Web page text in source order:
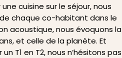
cuisine sur le séjour, nous
chaque co-habitant dans le
acoustique, nous évoquons la
et celle de la planète. Et
T1 en T2, nous n’hésitons pas